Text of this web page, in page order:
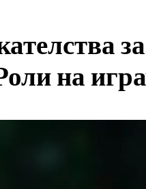
за
на